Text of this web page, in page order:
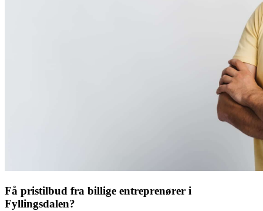
Få pristilbud fra billige entreprenører i
Fyllingsdalen?